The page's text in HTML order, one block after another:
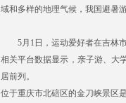
域和多样的地理气候，我国避暑
5月1日，运动爱好者在吉林市
相关平台数据显示，亲子游、大
居前列。
位于重庆市北碚区的金刀峡景区